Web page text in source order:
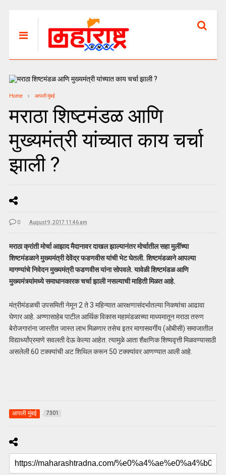
Home आपली मुंबई
मराठा शिष्टमंडळ आणि
मुख्यमंत्री यांच्यात काय चर्चा
झाली ?
0 August 9, 2017 11:46 am
मराठा क्रांती मोर्चा आझाद मैदानावर दाखल झाल्यानंतर मोर्चातील सहा मुलींच्या
शिष्टमंडळाने मुख्यमंत्री देवेंद्र फडणवीस यांची भेट घेतली. शिष्टमंडळाने आपल्या
मागण्यांचे निवेदन मुख्यमंत्री फडणवीस यांना सोपवले. यावेळी शिष्टमंडळ आणि
मुख्यमंत्र्यांमध्ये समाधानकारक चर्चा झाली नसल्याची माहिती मिळत आहे.
मंत्रीमंडळची उपसमिती नेमून 2 ते 3 महिन्यात आरक्षणासंदर्भातल्या निकषांचा आढावा
घेणार आहे. अण्णासाहेब पाटील आर्थिक विकास महामंडळाच्या माध्यमातून मराठा तरुण
बेरोजगारांना जास्तीत जास्त लाभ मिळणार तसेच इतर मागासवर्गीय (ओबीसी) समाजातील
विद्यार्थ्यांप्रमाणे सवलती देऊ केल्या आहेत. त्यामुळे आता शैक्षणिक शिष्यवृत्ती मिळवण्यासाठी
असलेली 60 टक्क्यांची अट शिथिल करून 50 टक्क्यांवर आणण्यात आली आहे.
आपली मुंबई 7301